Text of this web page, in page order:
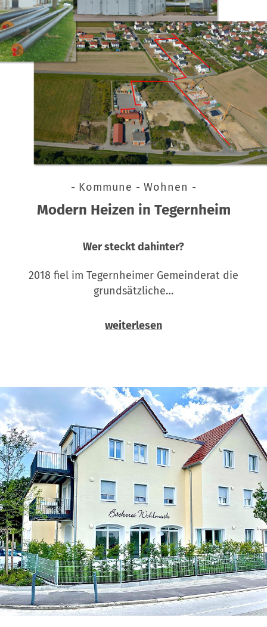
- Kommune - Wohnen -
Modern Heizen in Tegernheim
Wer steckt dahinter?
2018 fiel im Tegernheimer Gemeinderat die
grundsätzliche…
weiterlesen